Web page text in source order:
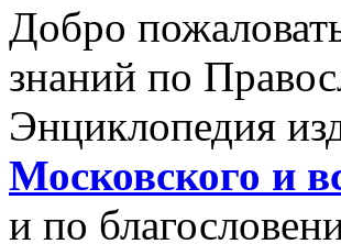
Добро
знаний по
Энциклопедия
Московского и
и по